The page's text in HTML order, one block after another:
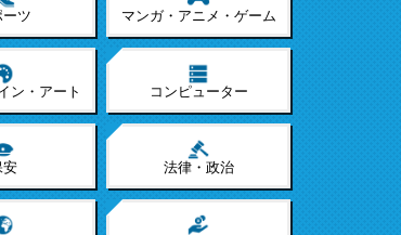
ーツ マンガ・アニメ・ゲーム
ン・アート コンピューター
安 法律・政治